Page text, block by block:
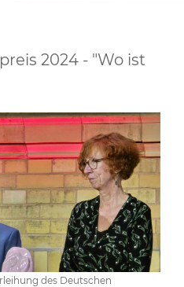
2024 - "Wo ist
des Deutschen